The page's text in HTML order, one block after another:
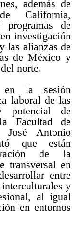
además de
California,
programas de
investigación
las alianzas de
de México y
norte.
en la sesión
laboral de las
potencial de
Facultad de
Antonio
que están
de la
transversal en
entre
interculturales y
al igual
en entornos